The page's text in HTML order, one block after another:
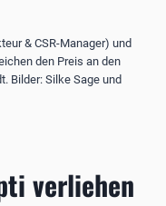
& CSR-Manager) und
den Preis an den
Bilder: Silke Sage und
verliehen